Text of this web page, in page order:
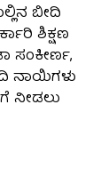
ಬೀದಿ
ಶಿಕ್ಷಣ
ಸಂಕೀರ್ಣ,
ನಾಯಿಗಳು
ನೀಡಲು